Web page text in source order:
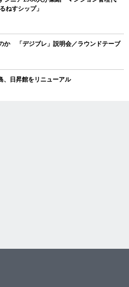
ねすシップ」
か 「デジブレ」説明会／ラウンドテーブ
日昇館をリニューアル